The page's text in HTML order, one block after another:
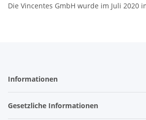
Die Vincentes GmbH wurde im Juli 2020
Informationen
Gesetzliche Informationen